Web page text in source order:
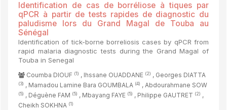
Identification de cas de borréliose à tiques par
qPCR à partir de tests rapides de diagnostic du
paludisme lors du Grand Magal de Touba au
Sénégal
Identification of tick-borne borreliosis cases by qPCR from
rapid malaria diagnostic tests during the Grand Magal of
Touba in Senegal
Coumba DIOUF (1) , Ihssane OUADDANE (2) , Georges DIATTA
(3) , Mamadou Lamine Bara GOUMBALA (4) , Abdourahmane SOW
(5) , Déguène FAM (5) , Mbayang FAYE (5) , Philippe GAUTRET (2) ,
Cheikh SOKHNA (1)